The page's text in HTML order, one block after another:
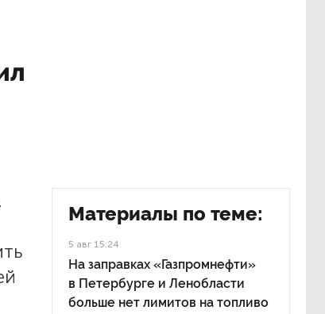
Материалы по теме:
5 авг 15:24
На заправках «Газпромнефти»
в Петербурге и Ленобласти
больше нет лимитов на топливо